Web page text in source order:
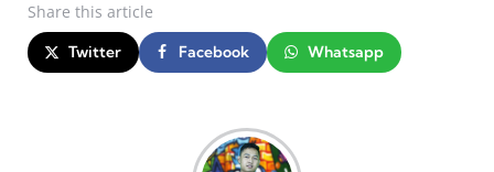
Share this article
Twitter Facebook Whatsapp